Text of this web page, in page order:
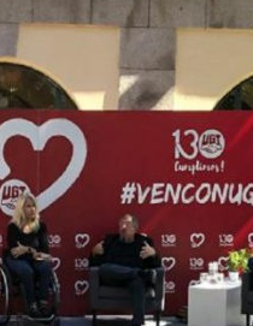
jornada cómo crear
las jornadas “Impactos
‘130 aniversario’ en Las
‘130 Años de Luchas y
asesinado por Franco por
lleva la novela gráfica a Saint